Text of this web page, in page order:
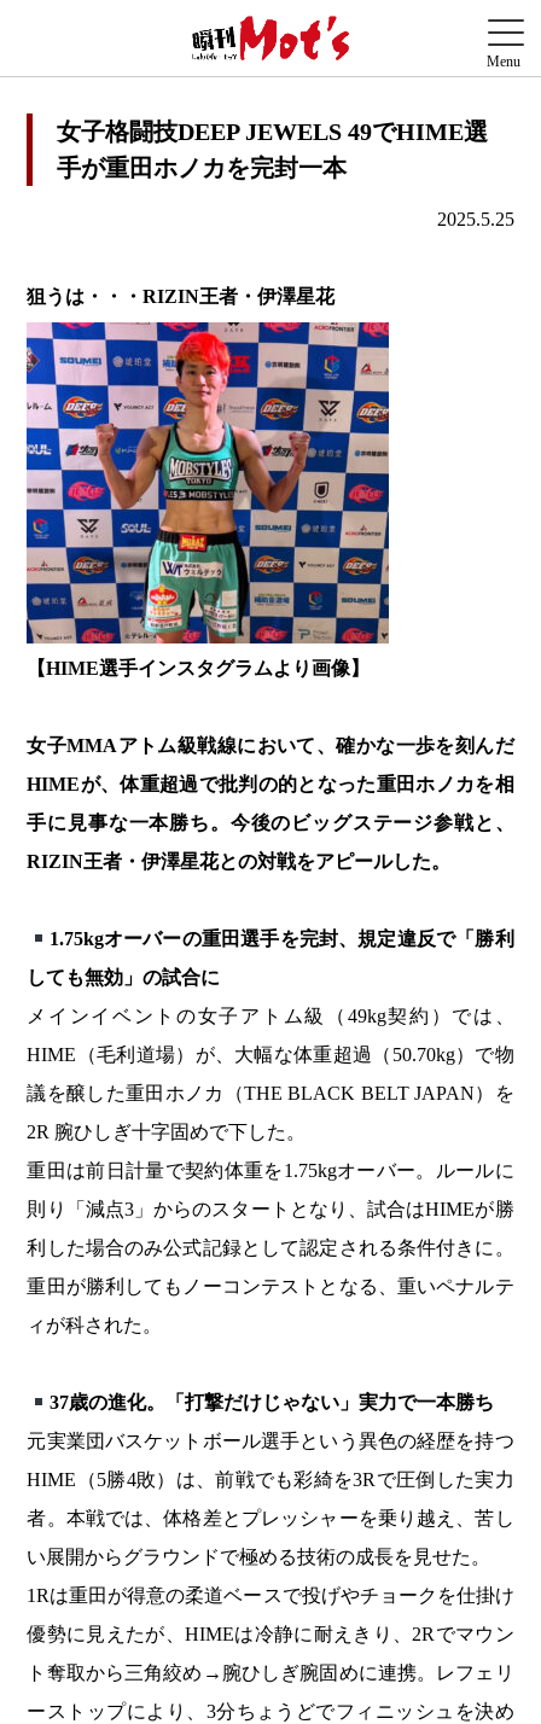
女子格闘技DEEP JEWELS 49でHIME選
手が重田ホノカを完封一本
2025.5.25
狙うは・・・RIZIN王者・伊澤星花
【HIME選手インスタグラムより画像】
女子MMAアトム級戦線において、確かな一歩を刻んだ
HIMEが、体重超過で批判の的となった重田ホノカを相
手に見事な一本勝ち。今後のビッグステージ参戦と、
RIZIN王者・伊澤星花との対戦をアピールした。
1.75kgオーバーの重田選手を完封、規定違反で「勝利
しても無効」の試合に
メインイベントの女子アトム級（49kg契約）では、
HIME（毛利道場）が、大幅な体重超過（50.70kg）で物
議を醸した重田ホノカ（THE BLACK BELT JAPAN）を
2R 腕ひしぎ十字固めで下した。
重田は前日計量で契約体重を1.75kgオーバー。ルールに
則り「減点3」からのスタートとなり、試合はHIMEが勝
利した場合のみ公式記録として認定される条件付きに。
重田が勝利してもノーコンテストとなる、重いペナルテ
ィが科された。
37歳の進化。「打撃だけじゃない」実力で一本勝ち
元実業団バスケットボール選手という異色の経歴を持つ
HIME（5勝4敗）は、前戦でも彩綺を3Rで圧倒した実力
者。本戦では、体格差とプレッシャーを乗り越え、苦し
い展開からグラウンドで極める技術の成長を見せた。
1Rは重田が得意の柔道ベースで投げやチョークを仕掛け
優勢に見えたが、HIMEは冷静に耐えきり、2Rでマウン
ト奪取から三角絞め→腕ひしぎ腕固めに連携。レフェリ
ーストップにより、3分ちょうどでフィニッシュを決め